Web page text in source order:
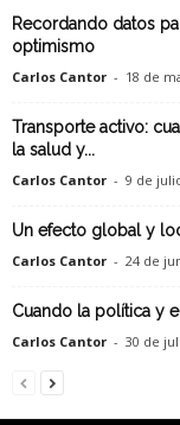
Recordando datos
optimismo
Carlos Cantor - 18 de
Transporte activo:
la salud y...
Carlos Cantor - 9 de
Un efecto global y
Carlos Cantor - 24 de
Cuando la política y
Carlos Cantor - 30 de